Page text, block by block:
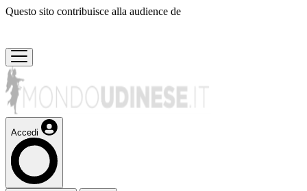
Questo sito contribuisce alla audience de
Accedi